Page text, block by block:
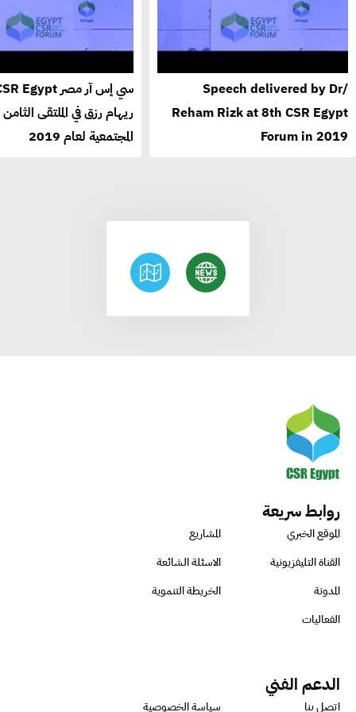
Speech delivered by Dr/
Reham Rizk at 8th CSR Egypt
Forum in 2019
ريهام رزق في الملتقى
المجتمعية لعام 2019
روابط سريعة
الموقع الخبري
المشاريع
القناة التليفزيونية
الاسئلة الشائعة
المدونة
الخريطة التنموية
الفعاليات
الدعم الفني
اتصل بنا سياسة الخصوصية